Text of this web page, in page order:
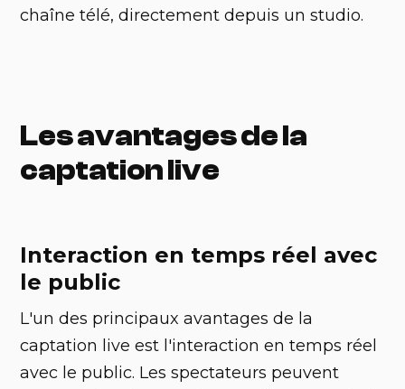
chaîne télé, directement depuis un studio.
Les avantages de la
captation live
Interaction en temps réel avec
le public
L'un des principaux avantages de la
captation live est l'interaction en temps réel
avec le public. Les spectateurs peuvent